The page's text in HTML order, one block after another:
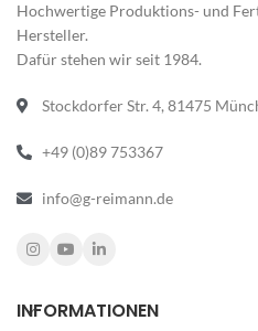
Hochwertige Produktions- und
Hersteller.
Dafür stehen wir seit 1984.
Stockdorfer Str. 4, 81475
+49 (0)89 753367
info@g-reimann.de
INFORMATIONEN